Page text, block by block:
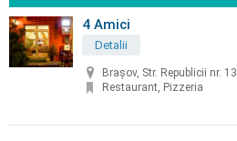
4 Amici
Detalii
Brașov, Str. Republicii nr. 13
Restaurant, Pizzeria